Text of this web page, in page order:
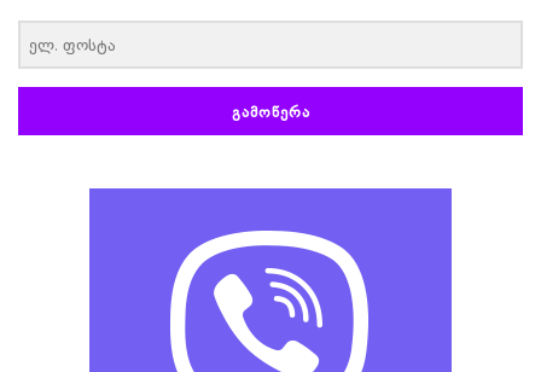
ᲒᲐᲛᲝᲬᲔᲠᲐ